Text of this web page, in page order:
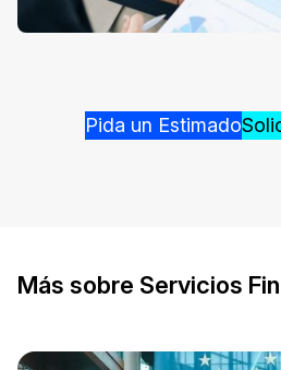
Pida un Estimado
Más sobre Servicios